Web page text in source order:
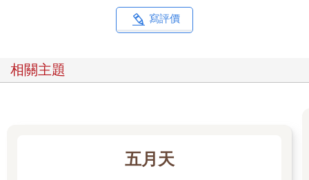
寫評價
相關主題
五月天